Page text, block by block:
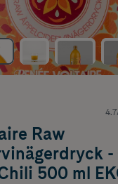
Raw
-
500 ml